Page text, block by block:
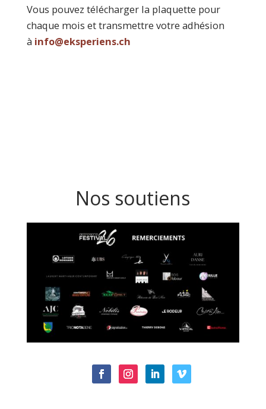
Vous pouvez télécharger la plaquette pour
chaque mois et transmettre votre adhésion
à info@eksperiens.ch
Nos soutiens